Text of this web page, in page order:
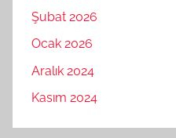
Şubat 2026
Ocak 2026
Aralık 2024
Kasım 2024